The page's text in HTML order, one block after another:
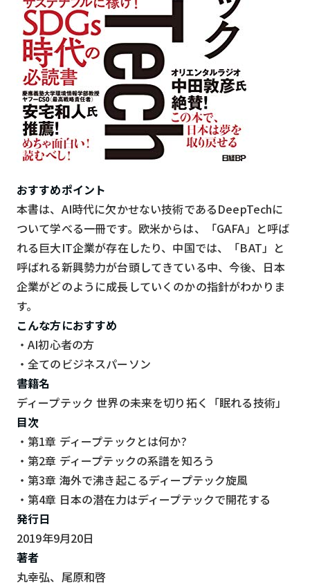
おすすめポイント
本書は、AI時代に欠かせない技術であるDeepTechに
ついて学べる一冊です。欧米からは、「GAFA」と呼ば
れる巨大IT企業が存在したり、中国では、「BAT」と
呼ばれる新興勢力が台頭してきている中、今後、日本
企業がどのように成長していくのかの指針がわかりま
す。
こんな方におすすめ
・AI初心者の方
・全てのビジネスパーソン
書籍名
ディープテック 世界の未来を切り拓く「眠れる技術」
目次
・第1章 ディープテックとは何か?
・第2章 ディープテックの系譜を知ろう
・第3章 海外で沸き起こるディープテック旋風
・第4章 日本の潜在力はディープテックで開花する
発行日
2019年9月20日
著者
丸幸弘、尾原和啓